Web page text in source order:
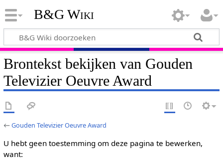
B&G Wiki
Brontekst bekijken van Gouden
Televizier Oeuvre Award
←Gouden Televizier Oeuvre Award
U hebt geen toestemming om deze pagina te bewerken,
want: